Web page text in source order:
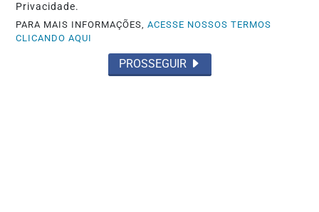
SOBRE | PAINEL DO LEITOR
Privacidade.
PARA MAIS INFORMAÇÕES,ACESSE NOSSOS TERMOS
CLICANDO AQUI
PROSSEGUIR